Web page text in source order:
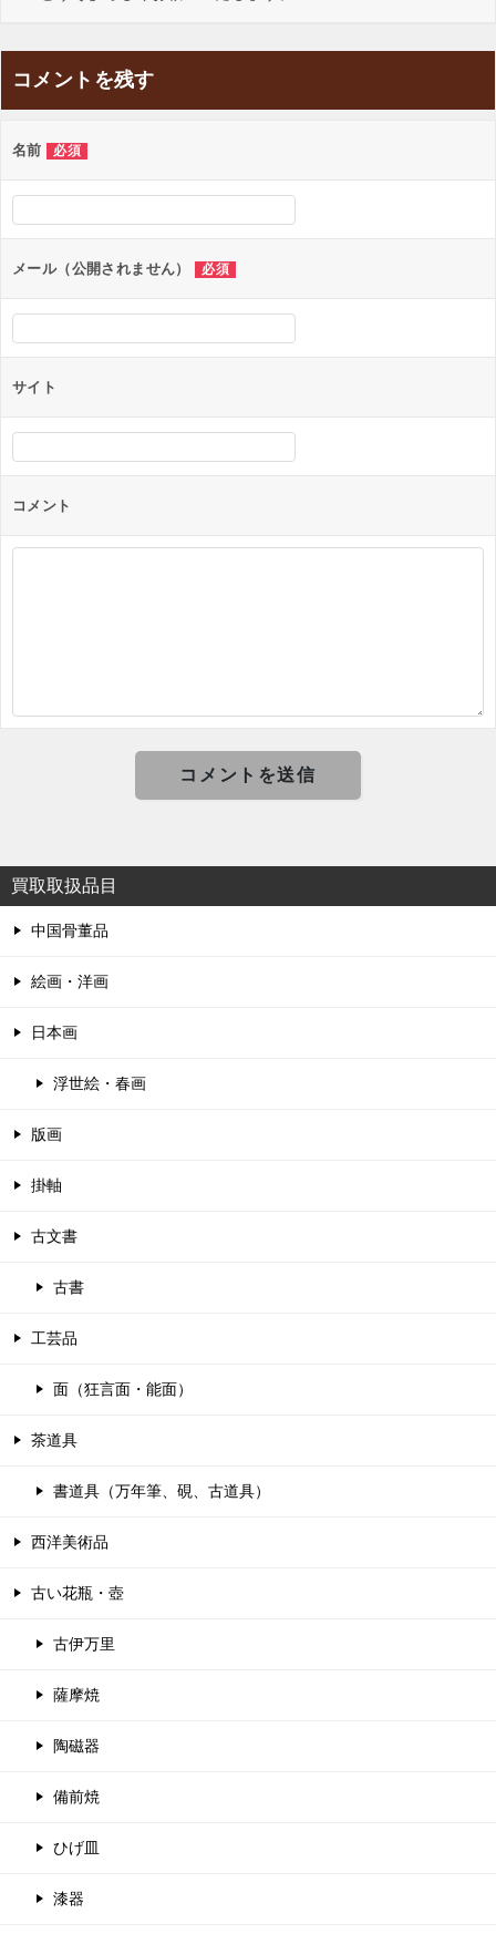
コメントを残す
名前 必須
メール（公開されません） 必須
サイト
コメント
買取取扱品目
中国骨董品
絵画・洋画
日本画
浮世絵・春画
版画
掛軸
古文書
古書
工芸品
面（狂言面・能面）
茶道具
書道具（万年筆、硯、古道具）
西洋美術品
古い花瓶・壺
古伊万里
薩摩焼
陶磁器
備前焼
ひげ皿
漆器